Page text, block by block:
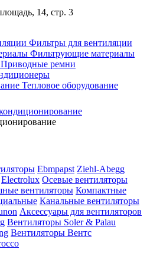
14, стр. 3
Фильтры для вентиляции
Фильтрующие материалы
Приводные ремни
Тепловое оборудование
Ebmpapst Ziehl-Abegg
Electrolux Осевые вентиляторы
вентиляторы Компактные
Канальные вентиляторы
Аксессуары для вентиляторов
Вентиляторы Soler & Palau
Вентиляторы Вентс